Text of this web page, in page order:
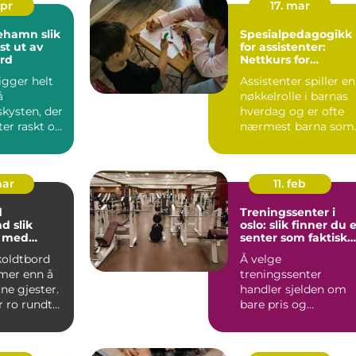
slik
ut av
helt
der
raskt og
17. mar
Spesialpedagogikk
for assistenter:
Nettkurs for
Assistenter spiller en
nøkkelrolle i barnas
hverdag og er ofte
nærmest barna som
enn å
gjester.
ro rundt
11. feb
Treningssenter i
oslo: slik finner du
senter som faktisk
blir brukt
Å velge
treningssenter
handler sjelden om
bare pris og
oppdager raskt at
avstanden...